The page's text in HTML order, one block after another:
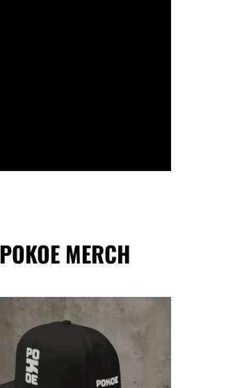
POKOE MERCH